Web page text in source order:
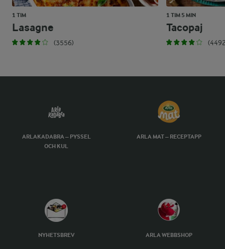
1 TIM
Lasagne
(3556)
1 TIM 5 MIN
Tacopaj
ARLAKADABRA – PYSSEL
OCH KUL
ARLA MAT – RECEPTAPP
NYHETSBREV ARLA WEBBSHOP